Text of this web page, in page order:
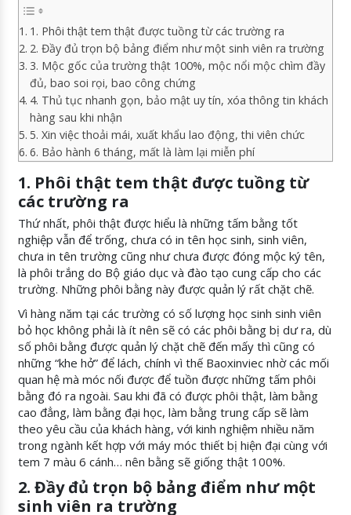
1. Phôi thật tem thật được tuồng từ các trường ra
2. Đầy đủ trọn bộ bảng điểm như một sinh viên ra trường
3. Mộc gốc của trường thật 100%, mộc nổi mộc chìm đầy
đủ, bao soi rọi, bao công chứng
4. Thủ tục nhanh gọn, bảo mật uy tín, xóa thông tin khách
hàng sau khi nhận
5. Xin việc thoải mái, xuất khẩu lao động, thi viên chức
6. Bảo hành 6 tháng, mất là làm lại miễn phí
1. Phôi thật tem thật được tuồng từ
các trường ra
Thứ nhất, phôi thật được hiểu là những tấm bằng tốt
nghiệp vẫn để trống, chưa có in tên học sinh, sinh viên,
chưa in tên trường cũng như chưa được đóng mộc ký tên,
là phôi trắng do Bộ giáo dục và đào tạo cung cấp cho các
trường. Những phôi bằng này được quản lý rất chặt chẽ.
Vì hàng năm tại các trường có số lượng học sinh sinh viên
bỏ học không phải là ít nên sẽ có các phôi bằng bị dư ra, dù
số phôi bằng được quản lý chặt chẽ đến mấy thì cũng có
những “khe hở” để lách, chính vì thế Baoxinviec nhờ các mối
quan hệ mà móc nối được để tuồn được những tấm phôi
bằng đó ra ngoài. Sau khi đã có được phôi thật, làm bằng
cao đẳng, làm bằng đại học, làm bằng trung cấp sẽ làm
theo yêu cầu của khách hàng, với kinh nghiệm nhiều năm
trong ngành kết hợp với máy móc thiết bị hiện đại cùng với
tem 7 màu 6 cánh… nên bằng sẽ giống thật 100%.
2. Đầy đủ trọn bộ bảng điểm như một
sinh viên ra trường